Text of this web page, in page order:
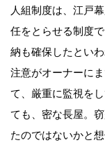
人組制度は、江戸
任をとらせる制度
納も確保したとい
注意がオーナーに
て、厳重に監視を
ても、密な長屋。
たのではないかと想